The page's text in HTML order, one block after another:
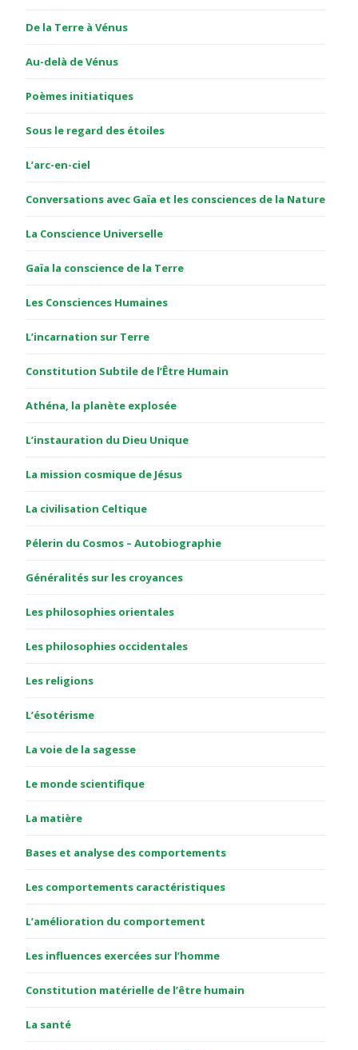
De la Terre à Vénus
Au-delà de Vénus
Poèmes initiatiques
Sous le regard des étoiles
L’arc-en-ciel
Conversations avec Gaïa et les consciences de la Nature
La Conscience Universelle
Gaïa la conscience de la Terre
Les Consciences Humaines
L’incarnation sur Terre
Constitution Subtile de l’Être Humain
Athéna, la planète explosée
L’instauration du Dieu Unique
La mission cosmique de Jésus
La civilisation Celtique
Pélerin du Cosmos – Autobiographie
Généralités sur les croyances
Les philosophies orientales
Les philosophies occidentales
Les religions
L’ésotérisme
La voie de la sagesse
Le monde scientifique
La matière
Bases et analyse des comportements
Les comportements caractéristiques
L’amélioration du comportement
Les influences exercées sur l’homme
Constitution matérielle de l’être humain
La santé